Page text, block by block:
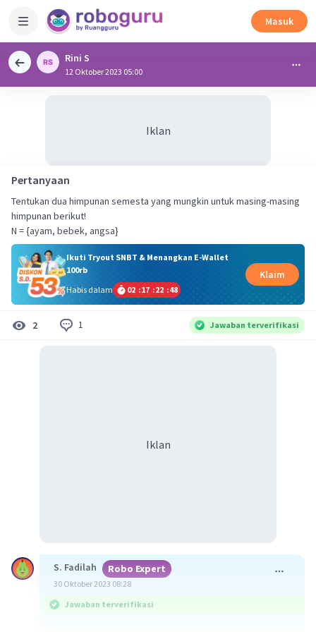
Masuk
Rini S
12 Oktober 2023 05:00
Iklan
Pertanyaan
Tentukan dua himpunan semesta yang mungkin untuk masing-masing
himpunan berikut!
N = {ayam, bebek, angsa}
Ikuti Tryout SNBT & Menangkan E-Wallet
100rb
Habis dalam
02 :17 :22 :48
Klaim
2 1 Jawaban terverifikasi
Iklan
S. Fadilah Robo Expert
30 Oktober 2023 08:28
Jawaban terverifikasi